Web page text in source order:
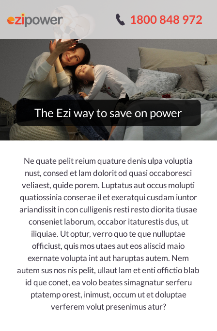
to
content
1800 848 972
The Ezi way to save on power
Ne quate pelit reium quature denis ulpa voluptia
nust, consed et lam dolorit od quasi occaboresci
veliaest, quide porem. Luptatus aut occus molupti
quatiossinia conserae il et exeratqui cusdam iuntor
ariandissit in con culligenis resti resto diorita tiusae
conseniet laborum, occabor itaturestis dus, ut
iliquiae. Ut optur, verro quo te que nulluptae
officiust, quis mos utaes aut eos aliscid maio
exernate volupta int aut haruptas autem. Nem
autem sus nos nis pelit, ullaut lam et enti offictio blab
id que conet, ea volo beates simagnatur serferu
ptatemp orest, inimust, occum ut et doluptae
verferem volut presenimus atur?